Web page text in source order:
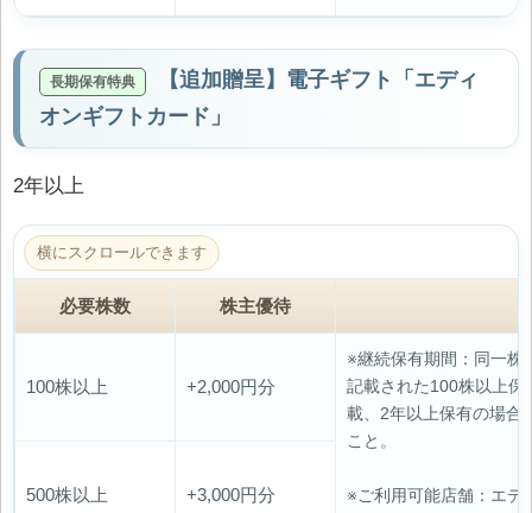
【追加贈呈】電子ギフト「エディ
オンギフトカード」
2年以上
必要株数 株主優待
100株以上 +2,000円分
※継続保有期間：同一株
記載された100株以上保
載、2年以上保有の場合
こと。
※ご利用可能店舗：エデ
500株以上 +3,000円分